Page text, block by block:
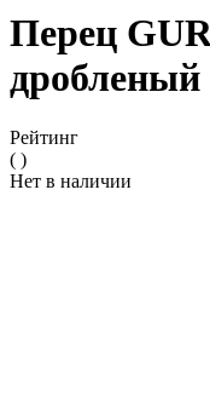
Перец
дробленый
Рейтинг
( )
Нет в наличии